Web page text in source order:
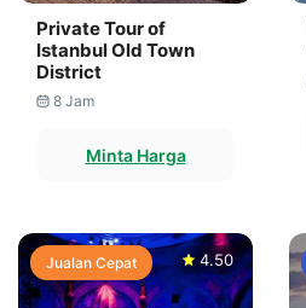
Private Tour of
Istanbul Old Town
District
8 Jam
Minta Harga
Jualan Cepat 4.50